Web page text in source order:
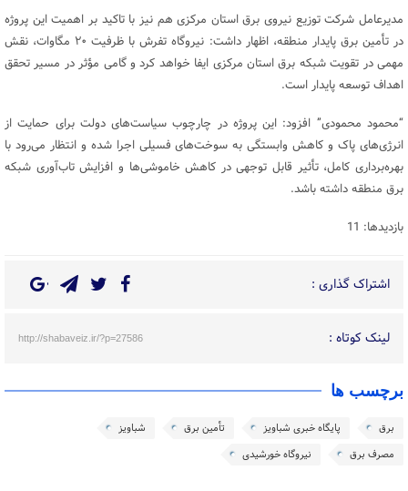
مدیرعامل شرکت توزیع نیروی برق استان مرکزی هم نیز با تاکید بر اهمیت این پروژه
در تأمین برق پایدار منطقه، اظهار داشت: نیروگاه تفرش با ظرفیت ۲۰ مگاوات، نقش
مهمی در تقویت شبکه برق استان مرکزی ایفا خواهد کرد و گامی مؤثر در مسیر تحقق
اهداف توسعه پایدار است.
“محمود محمودی” افزود: این پروژه در چارچوب سیاست‌های دولت برای حمایت از
انرژی‌های پاک و کاهش وابستگی به سوخت‌های فسیلی اجرا شده و انتظار می‌رود با
بهره‌برداری کامل، تأثیر قابل توجهی در کاهش خاموشی‌ها و افزایش تاب‌آوری شبکه
برق منطقه داشته باشد.
بازدیدها: 11
اشتراک گذاری :
لینک کوتاه : http://shabaveiz.ir/?p=27586
برچسب ها
برق پایگاه خبری شباویز تأمین برق
شباویز
مصرف برق
نیروگاه خورشیدی